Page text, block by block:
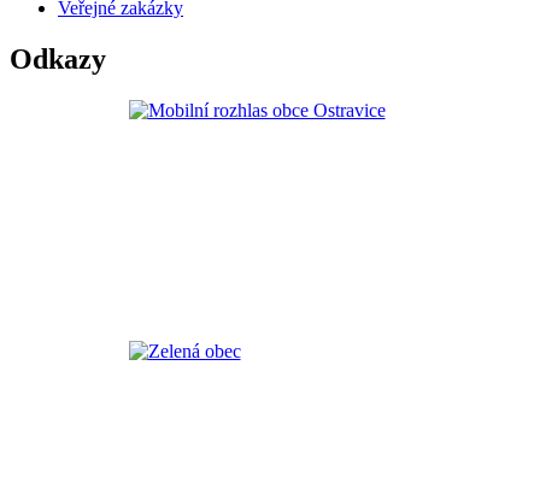
Veřejné zakázky
Odkazy